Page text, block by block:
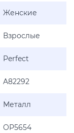
Женские
Взрослые
Perfect
A82292
Металл
OP5654